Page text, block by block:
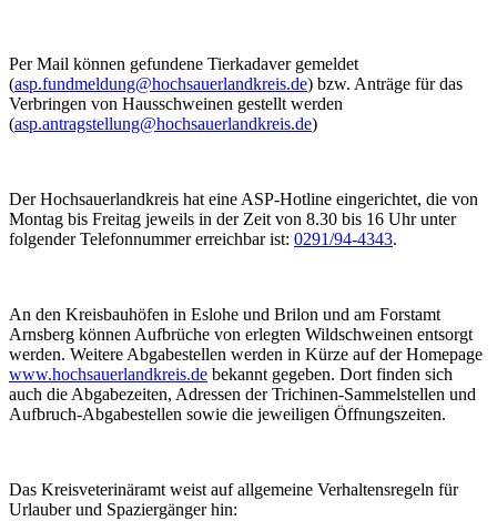
Per Mail können gefundene Tierkadaver gemeldet
(asp.fundmeldung@hochsauerlandkreis.de) bzw. Anträge für das
Verbringen von Hausschweinen gestellt werden
(asp.antragstellung@hochsauerlandkreis.de)
Der Hochsauerlandkreis hat eine ASP-Hotline eingerichtet, die von
Montag bis Freitag jeweils in der Zeit von 8.30 bis 16 Uhr unter
folgender Telefonnummer erreichbar ist: 0291/94-4343.
An den Kreisbauhöfen in Eslohe und Brilon und am Forstamt
Arnsberg können Aufbrüche von erlegten Wildschweinen entsorgt
werden. Weitere Abgabestellen werden in Kürze auf der Homepage
www.hochsauerlandkreis.de bekannt gegeben. Dort finden sich
auch die Abgabezeiten, Adressen der Trichinen-Sammelstellen und
Aufbruch-Abgabestellen sowie die jeweiligen Öffnungszeiten.
Das Kreisveterinäramt weist auf allgemeine Verhaltensregeln für
Urlauber und Spaziergänger hin: